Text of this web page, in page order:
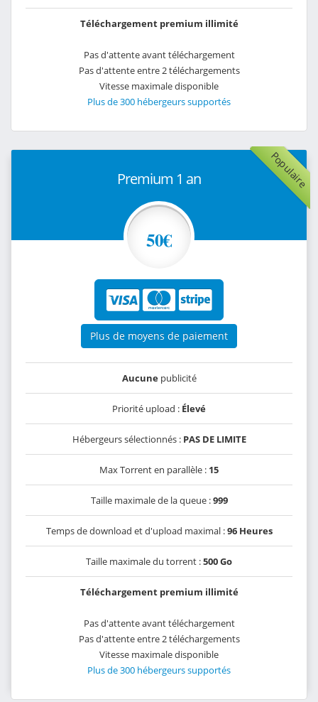
Téléchargement premium illimité
Pas d'attente avant téléchargement
Pas d'attente entre 2 téléchargements
Vitesse maximale disponible
Plus de 300 hébergeurs supportés
Populaire
Premium 1 an
50€
Plus de moyens de paiement
Aucunepublicité
Priorité upload : Élevé
Hébergeurs sélectionnés : PAS DE LIMITE
Max Torrent en parallèle : 15
Taille maximale de la queue :999
Temps de download et d'upload maximal :96 Heures
Taille maximale du torrent :500 Go
Téléchargement premium illimité
Pas d'attente avant téléchargement
Pas d'attente entre 2 téléchargements
Vitesse maximale disponible
Plus de 300 hébergeurs supportés